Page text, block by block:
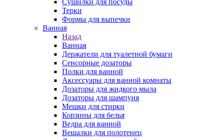
Сушилки для посуды
Терки
Формы для выпечки
Ванная
Назад
Ванная
Держатели для туалетной бумаги
Сенсорные дозаторы
Полки для ванной
Аксессуары для ванной комнаты
Дозаторы для жидкого мыла
Дозаторы для шампуня
Мешки для стирки
Корзины для белья
Ведра для ванной
Вешалки для полотенец